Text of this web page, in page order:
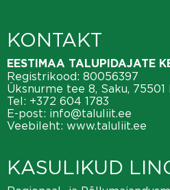
KONTAKT
EESTIMAA TALUPIDAJATE
Registrikood: 80056397
Üksnurme tee 8, Saku,
Tel: +372 604 1783
E-post: info@taluliit.ee
Veebileht: www.taluliit.ee
KASULIKUD